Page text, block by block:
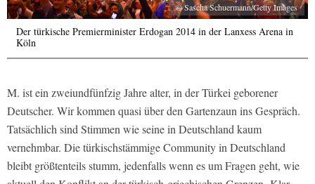
© Sascha Schuermann/Getty Images
Der türkische Premierminister Erdogan 2014 in der Lanxess Arena in
Köln
M. ist ein zweiundfünfzig Jahre alter, in der Türkei geborener
Deutscher. Wir kommen quasi über den Gartenzaun ins Gespräch.
Tatsächlich sind Stimmen wie seine in Deutschland kaum
vernehmbar. Die türkischstämmige Community in Deutschland
bleibt größtenteils stumm, jedenfalls wenn es um Fragen geht, wie